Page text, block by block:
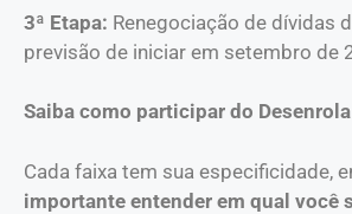
3ª Etapa: Renegociação de dívidas
previsão de iniciar em setembro de
Saiba como participar do Desenrola
Cada faixa tem sua especificidade,
importante entender em qual você